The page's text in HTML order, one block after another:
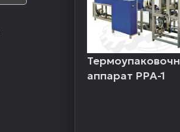
аппарат PPА-1